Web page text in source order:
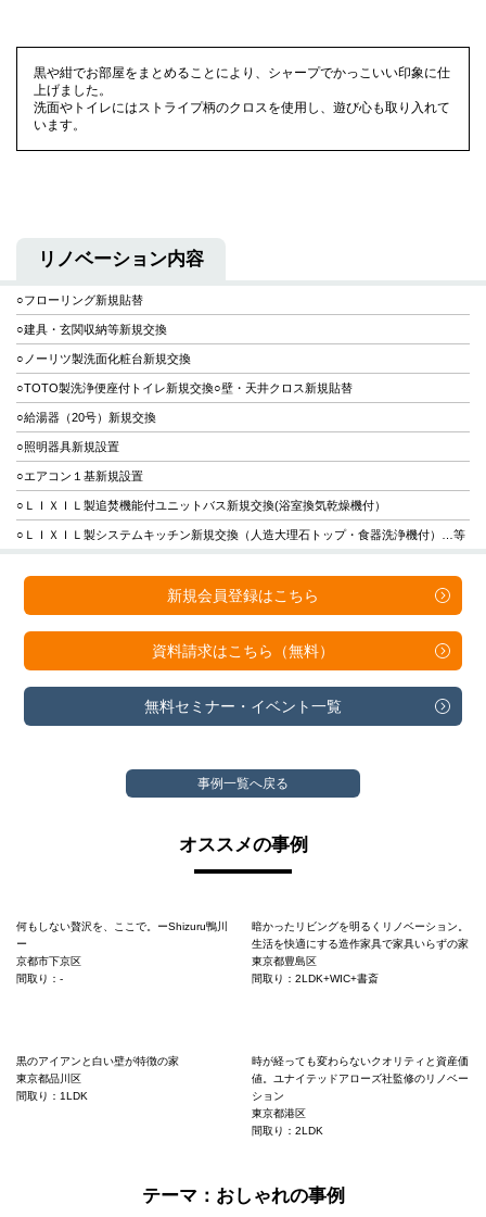
黒や紺でお部屋をまとめることにより、シャープでかっこいい印象に仕
上げました。
洗面やトイレにはストライプ柄のクロスを使用し、遊び心も取り入れて
います。
リノベーション内容
○フローリング新規貼替
○建具・玄関収納等新規交換
○ノーリツ製洗面化粧台新規交換
○TOTO製洗浄便座付トイレ新規交換○壁・天井クロス新規貼替
○給湯器（20号）新規交換
○照明器具新規設置
○エアコン１基新規設置
○ＬＩＸＩＬ製追焚機能付ユニットバス新規交換(浴室換気乾燥機付）
○ＬＩＸＩＬ製システムキッチン新規交換（人造大理石トップ・食器洗浄機付）…等
新規会員登録はこちら
資料請求はこちら（無料）
無料セミナー・ イベント一覧
事例一覧へ戻る
オススメの事例
何もしない贅沢を、ここで。ーShizuru鴨川
ー
京都市下京区
間取り：-
暗かったリビングを明るくリノベーション。
生活を快適にする造作家具で家具いらずの家
東京都豊島区
間取り：2LDK+WIC+書斎
黒のアイアンと白い壁が特徴の家
東京都品川区
間取り：1LDK
時が経っても変わらないクオリティと資産価
値。ユナイテッドアローズ社監修のリノベー
ション
東京都港区
間取り：2LDK
テーマ：おしゃれの事例